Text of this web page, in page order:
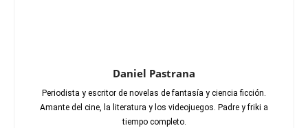
Daniel Pastrana
Periodista y escritor de novelas de fantasía y ciencia ficción.
Amante del cine, la literatura y los videojuegos. Padre y friki a
tiempo completo.